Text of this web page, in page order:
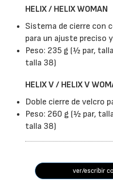
HELIX / HELIX WOMAN
Sistema de cierre con
para un ajuste preciso
Peso: 235 g (½ par,
talla 38)
HELIX V / HELIX V
Doble cierre de velcro
Peso: 260 g (½ par,
talla 38)
ver/escribir